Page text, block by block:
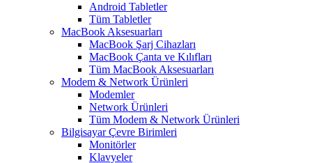
Android Tabletler
Tüm Tabletler
MacBook Aksesuarları
MacBook Şarj Cihazları
MacBook Çanta ve Kılıfları
Tüm MacBook Aksesuarları
Modem & Network Ürünleri
Modemler
Network Ürünleri
Tüm Modem & Network Ürünleri
Bilgisayar Çevre Birimleri
Monitörler
Klavyeler